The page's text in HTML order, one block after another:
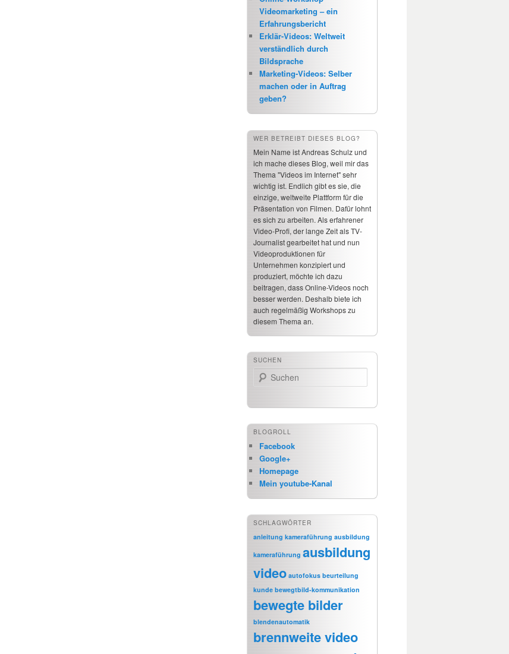
Videomarketing – ein
Erfahrungsbericht
Erklär-Videos: Weltweit
verständlich durch
Bildsprache
Marketing-Videos: Selber
machen oder in Auftrag
geben?
WER BETREIBT DIESES BLOG?
Mein Name ist Andreas Schulz und
ich mache dieses Blog, weil mir das
Thema "Videos im Internet" sehr
wichtig ist. Endlich gibt es sie, die
einzige, weltweite Plattform für die
Präsentation von Filmen. Dafür lohnt
es sich zu arbeiten. Als erfahrener
Video-Profi, der lange Zeit als TV-
Journalist gearbeitet hat und nun
Videoproduktionen für
Unternehmen konzipiert und
produziert, möchte ich dazu
beitragen, dass Online-Videos noch
besser werden. Deshalb biete ich
auch regelmäßig Workshops zu
diesem Thema an.
SUCHEN
Suchen
BLOGROLL
Facebook
Google+
Homepage
Mein youtube-Kanal
SCHLAGWÖRTER
anleitung kameraführung ausbildung
kameraführung ausbildung
video autofokus beurteilung
kunde bewegtbild-kommunikation
bewegte bilder
blendenautomatik
brennweite video